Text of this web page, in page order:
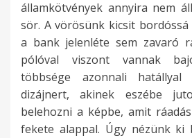
államkötvények annyira nem
sör. A vörösünk kicsit bordóssá
a bank jelenléte sem zavaró
pólóval viszont vannak
többsége azonnali
dizájnert, akinek eszébe
belehozni a képbe, amit
fekete alappal. Úgy nézünk ki